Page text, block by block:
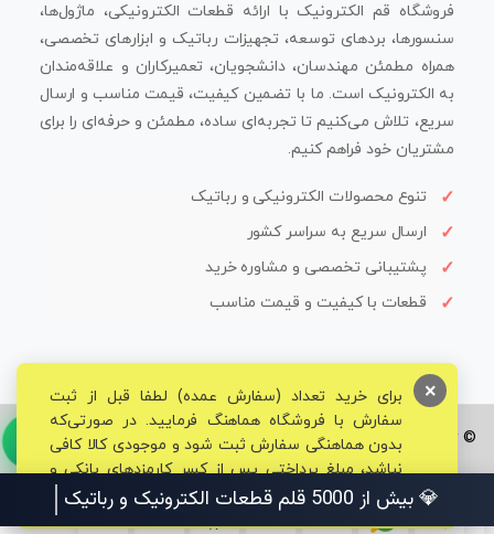
فروشگاه قم الکترونیک با ارائه قطعات الکترونیکی، ماژول‌ها،
سنسورها، بردهای توسعه، تجهیزات رباتیک و ابزارهای تخصصی،
همراه مطمئن مهندسان، دانشجویان، تعمیرکاران و علاقه‌مندان
به الکترونیک است. ما با تضمین کیفیت، قیمت مناسب و ارسال
سریع، تلاش می‌کنیم تا تجربه‌ای ساده، مطمئن و حرفه‌ای را برای
مشتریان خود فراهم کنیم.
تنوع محصولات الکترونیکی و رباتیک
ارسال سریع به سراسر کشور
پشتیبانی تخصصی و مشاوره خرید
قطعات با کیفیت و قیمت مناسب
© تمامی حقوق برای فروشگاه تخصصی قم الکترونیک محفوظ می‌باشد.
برای خرید تعداد (سفارش عمده) لطفا قبل از ثبت
سفارش با فروشگاه هماهنگ فرمایید. در صورتی‌که
بدون هماهنگی سفارش ثبت شود و موجودی کالا کافی
نباشد، مبلغ پرداختی پس از کسر کارمزدهای بانکی و
مالیاتی به حساب شما بازگشت داده خواهد شد.
×
💎 بیش از 5000 قلم قطعات الکترونیک و رباتیک